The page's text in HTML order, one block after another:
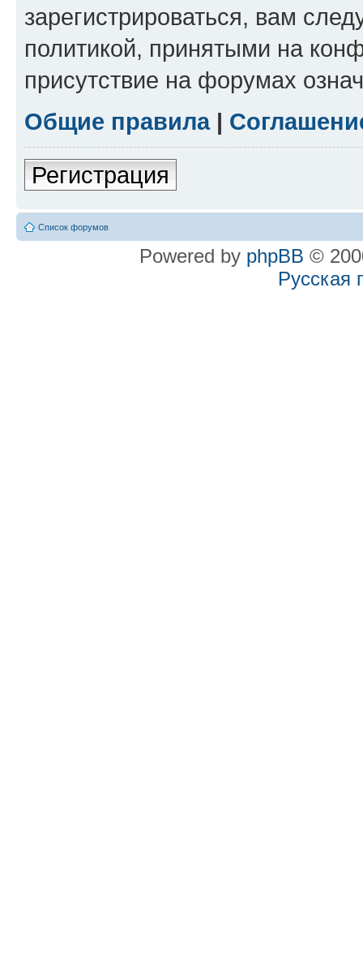
зарегистрироваться, вам
политикой, принятыми на
присутствие на форумах
Общие правила|
Регистрация
Список форумов
Powered by phpBB ©
Русская